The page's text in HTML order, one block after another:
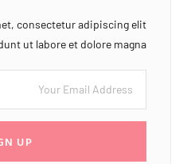
consectetur adipiscing elit
ut labore et dolore magna
UP